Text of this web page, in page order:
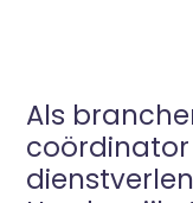
Als